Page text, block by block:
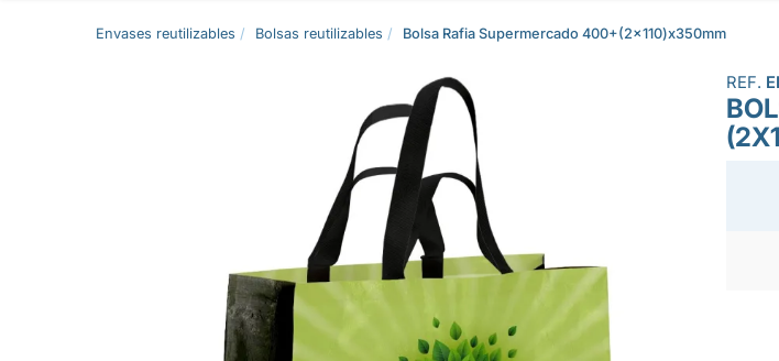
Envases reutilizables Bolsas reutilizables Bolsa Rafia Supermercado 400+(2x110)x350mm
REF.